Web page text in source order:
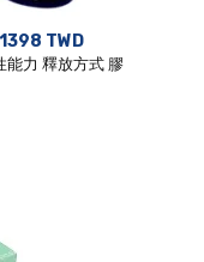
TWD
能力 釋放方式 膠